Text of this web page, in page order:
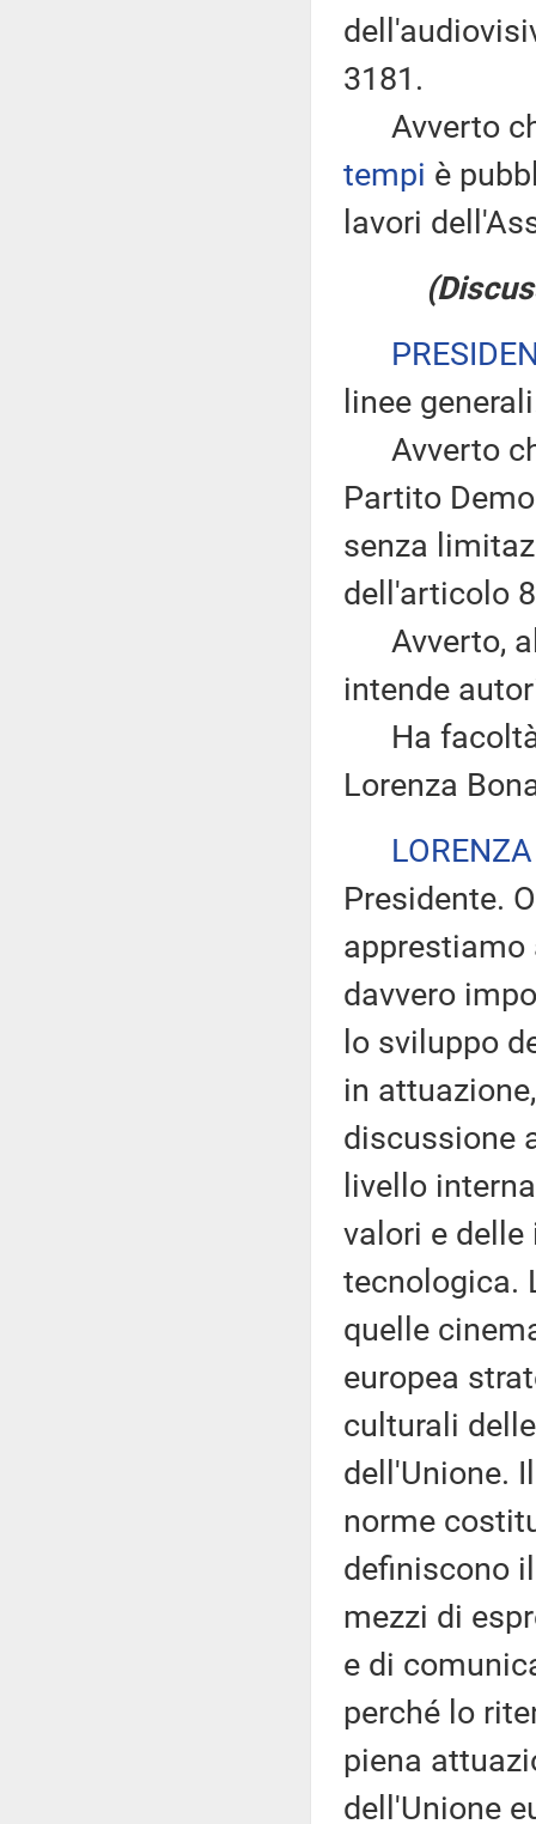
3181.
Avverto
tempi è
lavori
linee
Avverto
Partito
senza
dell'articolo
Avverto,
intende
Ha facoltà
Lorenza
Presidente.
apprestiamo
davvero
lo sviluppo
in
discussione
livello
valori e
tecnologica.
quelle
europea
culturali
dell'Unione.
norme
definiscono
mezzi di
e di
perché lo
piena
dell'Unione